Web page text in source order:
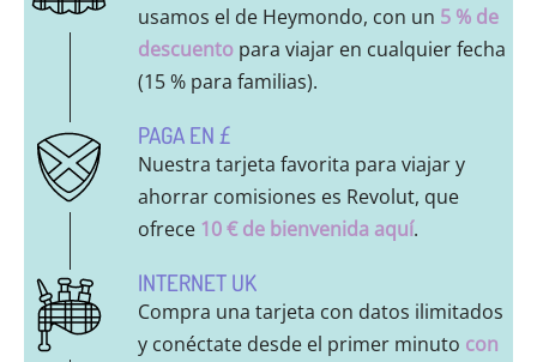
usamos el de Heymondo, con un 5 % de
descuento para viajar en cualquier fecha
(15 % para familias).
PAGA EN £
Nuestra tarjeta favorita para viajar y
ahorrar comisiones es Revolut, que
ofrece 10 € de bienvenida aquí.
INTERNET UK
Compra una tarjeta con datos ilimitados
y conéctate desde el primer minuto con